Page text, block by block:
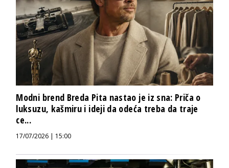
Modni brend Breda Pita nastao je iz sna: Priča o
luksuzu, kašmiru i ideji da odeća treba da traje
ce...
17/07/2026 | 15:00